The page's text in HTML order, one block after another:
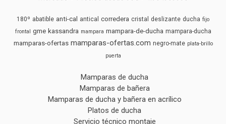
180º abatible anti-cal antical corredera cristal deslizante ducha fijo
frontal
gme kassandra mampara mampara-de-ducha mampara-ducha
mamparas-ofertas mamparas-ofertas.com negro-mate plata-brillo
puerta
Mamparas de ducha
Mamparas de bañera
Mamparas de ducha y bañera en acrílico
Platos de ducha
Servicio técnico montaje